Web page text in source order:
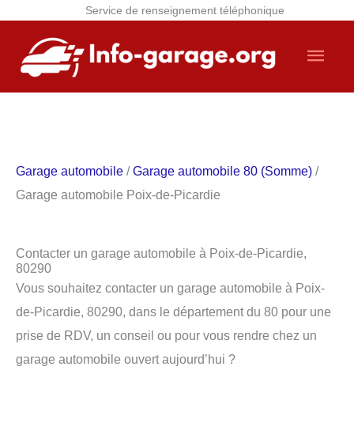
Service de renseignement téléphonique
contenu
Garage automobile /Garage automobile 80 (Somme) /
Garage automobile Poix-de-Picardie
Contacter un garage automobile à Poix-de-Picardie,
80290
Vous souhaitez contacter un garage automobile à Poix-
de-Picardie, 80290, dans le département du 80 pour une
prise de RDV, un conseil ou pour vous rendre chez un
garage automobile ouvert aujourd’hui ?